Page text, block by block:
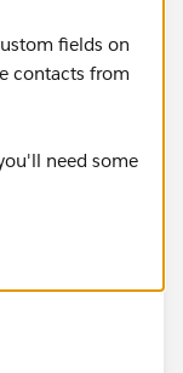
fields on
contacts from
need some